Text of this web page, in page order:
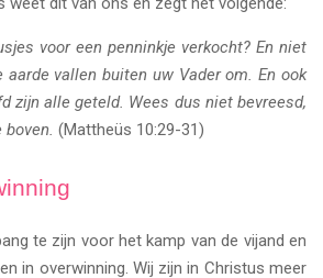
voor een penninkje verkocht? En niet
aarde vallen buiten uw Vader om. En ook
zijn alle geteld. Wees dus niet bevreesd,
(Mattheüs 10:29-31)
te zijn voor het kamp van de vijand en
in overwinning. Wij zijn in Christus meer